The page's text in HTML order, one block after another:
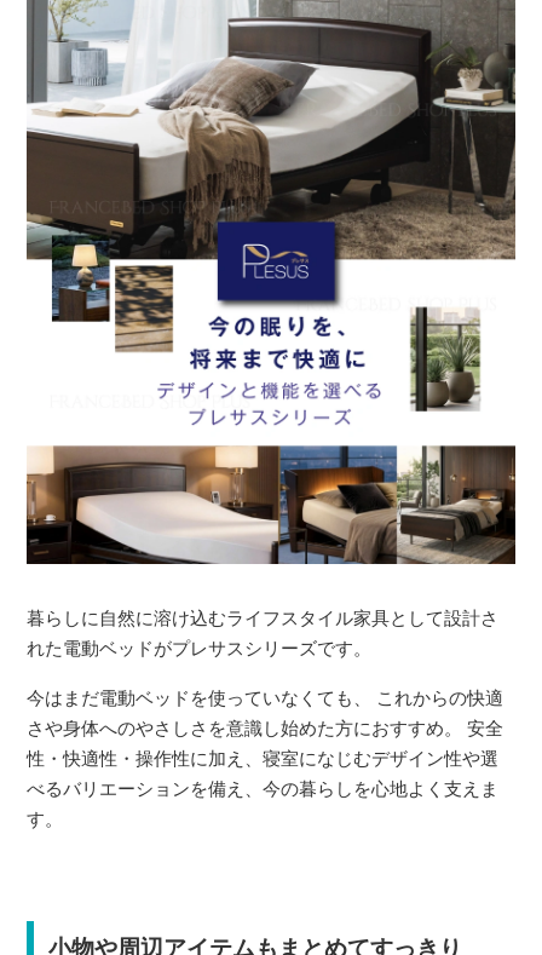
暮らしに自然に溶け込むライフスタイル家具として設計さ
れた電動ベッドがプレサスシリーズです。
今はまだ電動ベッドを使っていなくても、 これからの快適
さや身体へのやさしさを意識し始めた方におすすめ。 安全
性・快適性・操作性に加え、寝室になじむデザイン性や選
べるバリエーションを備え、今の暮らしを心地よく支えま
す。
小物や周辺アイテムもまとめてすっきり